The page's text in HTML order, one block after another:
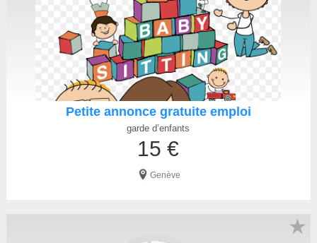
Petite annonce gratuite emploi
garde d’enfants
15 €
Genève
★